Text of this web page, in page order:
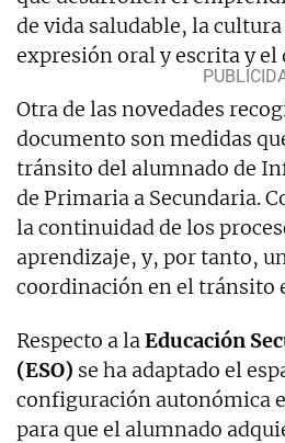
de vida saludable, la
expresión oral y escrita y el
Otra de las novedades
documento son medidas
tránsito del alumnado de
de Primaria a Secundaria.
la continuidad de los
aprendizaje, y, por tanto,
coordinación en el tránsito
Respecto a laEducación
(ESO) se ha adaptado el
configuración autonómica
para que el alumnado